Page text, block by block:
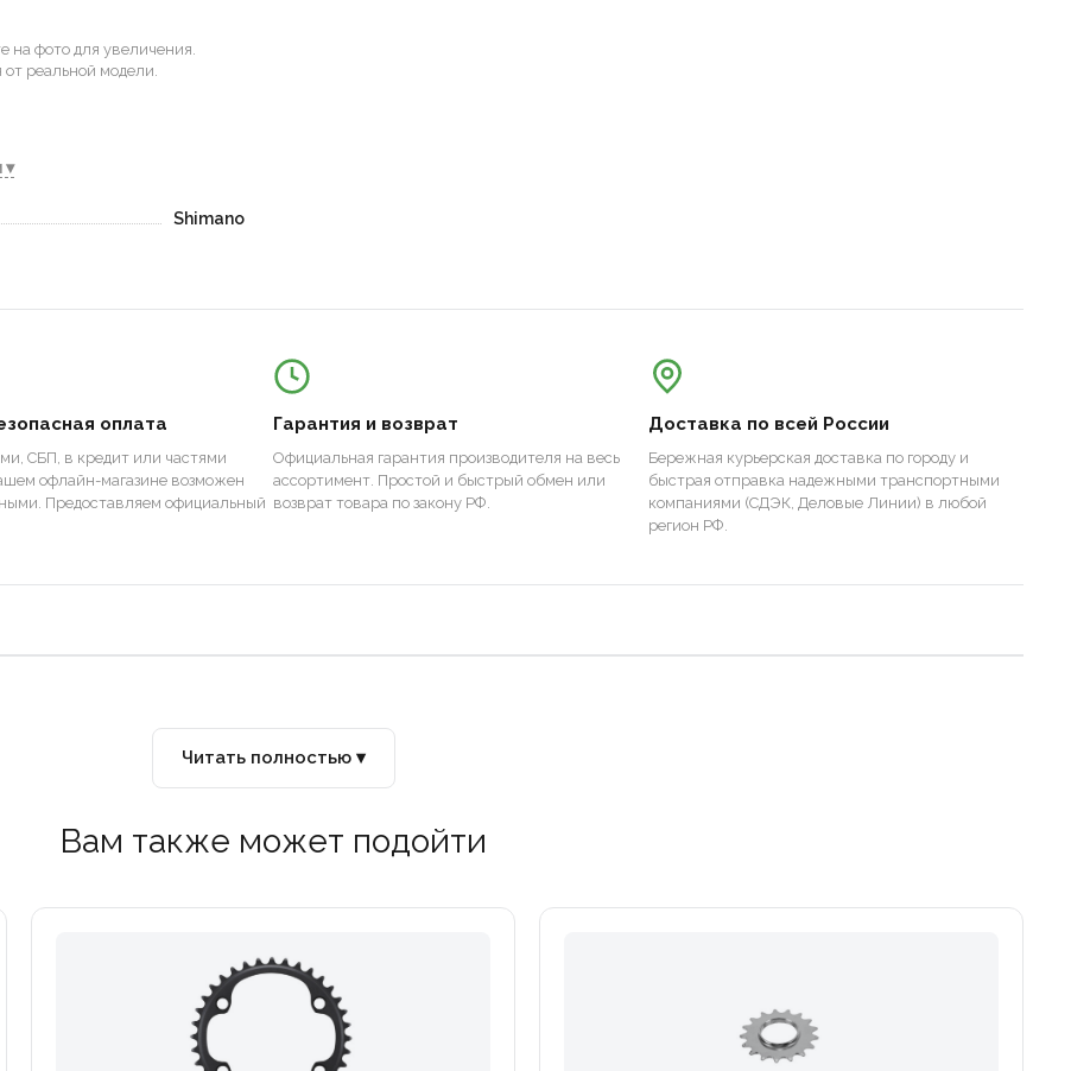
на фото для увеличения.
от реальной модели.
▾
Shimano
оплата
СБП, в кредит или частями
офлайн-магазине возможен
Предоставляем официальный
Гарантия и возврат
Официальная гарантия производителя на весь
ассортимент. Простой и быстрый обмен или
возврат товара по закону РФ.
Доставка по всей России
Бережная курьерская доставка по городу и
быстрая отправка надежными транспортными
компаниями (СДЭК, Деловые Линии) в любой
регион РФ.
Читать полностью ▾
Вам также может подойти